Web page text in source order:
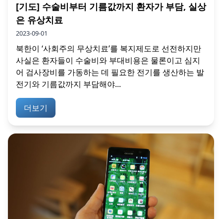
[기도] 수술비부터 기름값까지 환자가 부담, 실상
은 유상치료
2023-09-01
북한이 ‘사회주의 무상치료’를 복지제도로 선전하지만
사실은 환자들이 수술비와 부대비용은 물론이고 심지
어 검사장비를 가동하는 데 필요한 전기를 생산하는 발
전기와 기름값까지 부담해야...
더보기